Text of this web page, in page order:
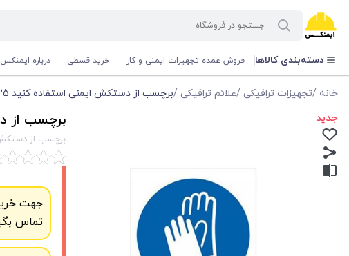
دسته‌بندی کالاها فروش عمده تجهیزات ایمنی و کار خرید قسطی درباره ایمنکس
خانه /تجهیزات ترافیکی /علائم ترافیکی /برچسب از دستکش ایمنی استفاده کنید 25×30 سانتی
جدید برچسب از
برچسب از دستکش
جهت
تماس